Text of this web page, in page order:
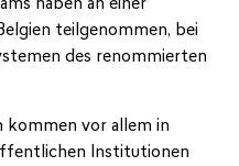
haben an einer
teilgenommen, bei
des renommierten
kommen vor allem in
Institutionen